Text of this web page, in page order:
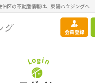
伯区の不動産情報は、東陽ハウジングへ
会員登録
Login